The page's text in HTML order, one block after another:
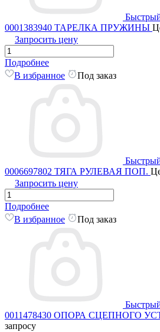
0001383940 ТАРЕЛКА ПРУЖИНЫ
Запросить цену
Подробнее
В избранное
Под заказ
0006697802 ТЯГА РУЛЕВАЯ ПОП.
Запросить цену
Подробнее
В избранное
Под заказ
0011478430 ОПОРА СЦЕПНОГО
запросу